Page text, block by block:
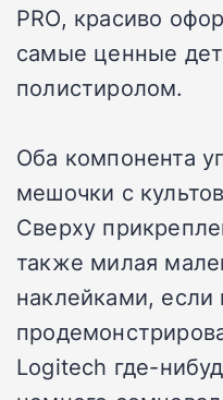
PRO, красиво
самые ценные
полистиролом.
Оба компонента
мешочки с
Сверху
также милая
наклейками, если
Logitech где-